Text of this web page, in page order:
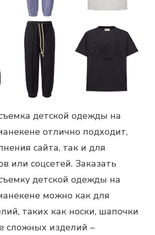
детской одежды на
отлично подходит,
сайта, так и для
или соцсетей. Заказать
детской одежды на
можно как для
таких как носки, шапочки
сложных изделий –